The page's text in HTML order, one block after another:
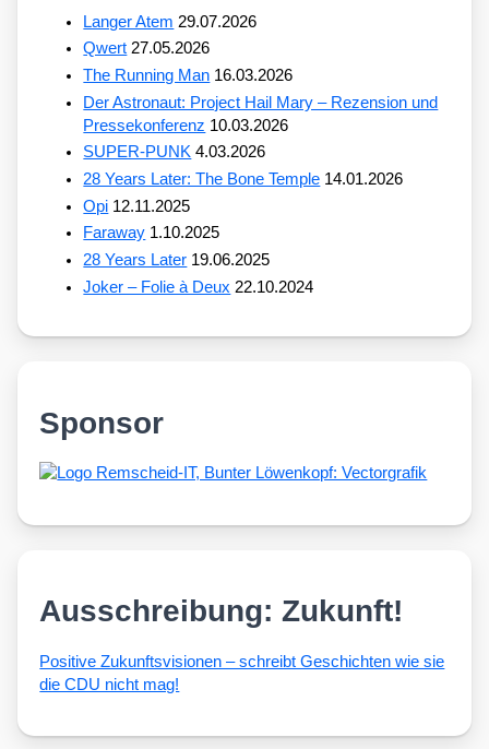
Langer Atem 29.07.2026
Qwert 27.05.2026
The Running Man 16.03.2026
Der Astronaut: Project Hail Mary – Rezension und
Pressekonferenz 10.03.2026
SUPER-PUNK 4.03.2026
28 Years Later: The Bone Temple 14.01.2026
Opi 12.11.2025
Faraway 1.10.2025
28 Years Later 19.06.2025
Joker – Folie à Deux 22.10.2024
Sponsor
Ausschreibung: Zukunft!
Posi­ti­ve Zukunfts­vi­sio­nen – schreibt Geschich­ten wie sie
die CDU nicht mag!